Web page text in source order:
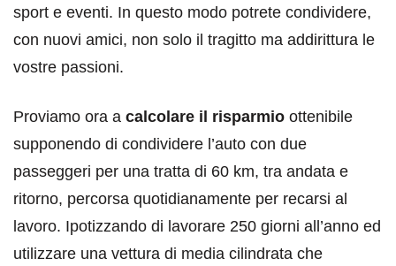
sport e eventi. In questo modo potrete condividere,
con nuovi amici, non solo il tragitto ma addirittura le
vostre passioni.
Proviamo ora a calcolare il risparmio ottenibile
supponendo di condividere l’auto con due
passeggeri per una tratta di 60 km, tra andata e
ritorno, percorsa quotidianamente per recarsi al
lavoro. Ipotizzando di lavorare 250 giorni all’anno ed
utilizzare una vettura di media cilindrata che